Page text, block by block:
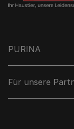
PURINA
Für unsere